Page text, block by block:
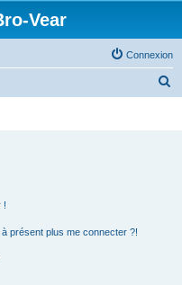
Vear
Connexion
!
présent plus me connecter ?!